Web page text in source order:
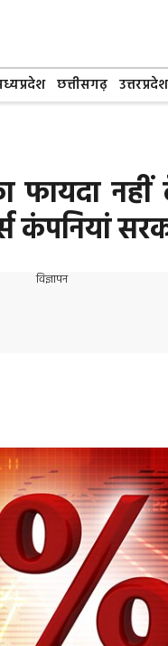
छत्तीसगढ़ उत्तरप्रदेश
नहीं
कंपनियां
विज्ञापन